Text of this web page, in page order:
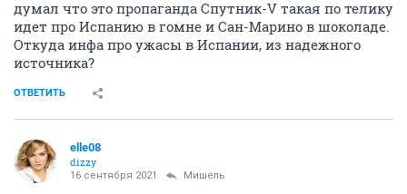
думал что это пропаганда Cпутник-V такая по телику
идет про Испанию в гомне и Сан-Марино в шоколаде.
Откуда инфа про ужасы в Испании, из надежного
источника?
ОТВЕТИТЬ
elle08
dizzy
16 сентября 2021 Мишель